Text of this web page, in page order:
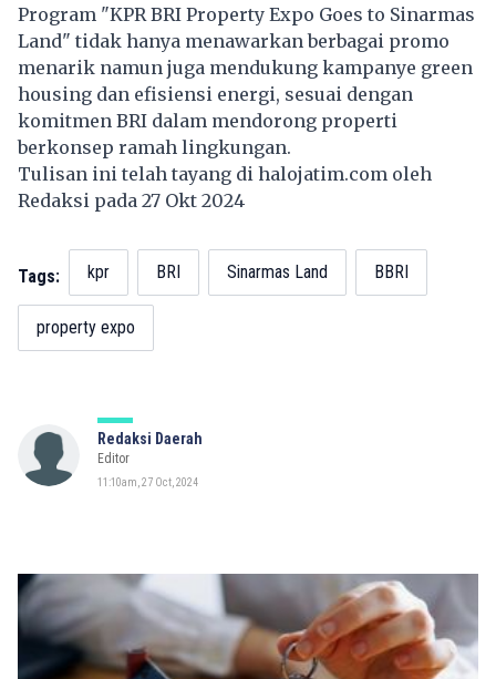
Program "KPR BRI Property Expo Goes to Sinarmas
Land" tidak hanya menawarkan berbagai promo
menarik namun juga mendukung kampanye green
housing dan efisiensi energi, sesuai dengan
komitmen BRI dalam mendorong properti
berkonsep ramah lingkungan.
Tulisan ini telah tayang di halojatim.com oleh
Redaksi pada 27 Okt 2024
Tags: kpr BRI Sinarmas Land BBRI
property expo
Redaksi Daerah
Editor
11:10am, 27 Oct, 2024